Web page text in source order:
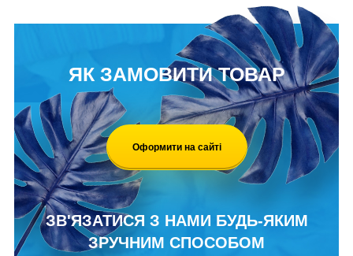
ЯК ЗАМОВИТИ ТОВАР
Оформити на сайті
ЗВ'ЯЗАТИСЯ З НАМИ БУДЬ-ЯКИМ
ЗРУЧНИМ СПОСОБОМ